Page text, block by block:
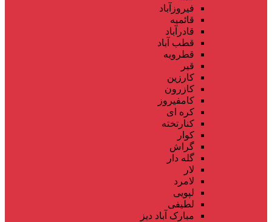
فیروزآباد
قائمیه
قادرآباد
قطب آباد
قطرویه
قیر
کارزین
کازرون
کامفیروز
کره ای
کنارتخته
کوار
گراش
گله دار
لار
لامرد
لپویی
لطیفی
مبارک آباد دیز